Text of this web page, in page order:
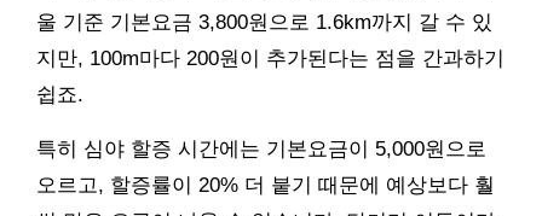
울 기준 기본요금 3,800원으로 1.6km까지 갈 수 있
지만, 100m마다 200원이 추가된다는 점을 간과하기
쉽죠.
특히 심야 할증 시간에는 기본요금이 5,000원으로
오르고, 할증률이 20% 더 붙기 때문에 예상보다 훨